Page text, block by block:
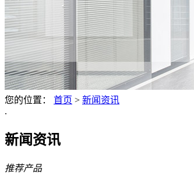
您的位置： 首页 > 新闻资讯
.
新闻资讯
推荐产品